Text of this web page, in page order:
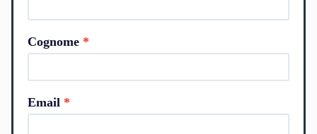
Cognome
Email